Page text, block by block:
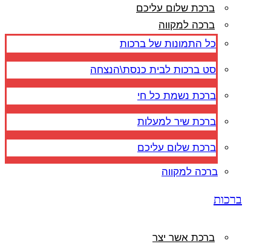
ברכת שלום עליכם
ברכה למקווה
כל התמונות של ברכות
סט ברכות לבית כנסת\הנצחה
ברכת נשמת כל חי
ברכת שיר למעלות
ברכת שלום עליכם
ברכה למקווה
ברכות
ברכת אשר יצר